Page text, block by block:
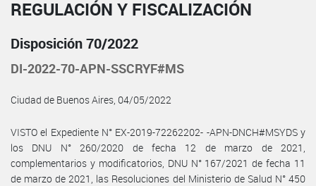
REGULACIÓN Y FISCALIZACIÓN
Disposición 70/2022
DI-2022-70-APN-SSCRYF#MS
Ciudad de Buenos Aires, 04/05/2022
VISTO el Expediente N° EX-2019-72262202- -APN-DNCH#MSYDS y
los DNU N° 260/2020 de fecha 12 de marzo de 2021,
complementarios y modificatorios, DNU N° 167/2021 de fecha 11
de marzo de 2021, las Resoluciones del Ministerio de Salud N° 450